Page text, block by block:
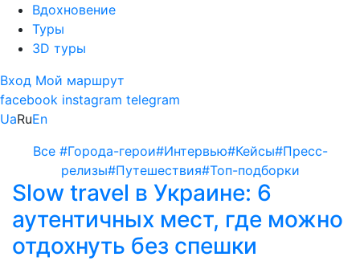
Вдохновение
Туры
3D туры
Вход Мой маршрут
facebook instagram telegram
UaRuEn
Все #Города-герои#Интервью#Кейсы#Пресс-
релизы#Путешествия#Топ-подборки
Slow travel в Украине: 6
аутентичных мест, где можно
отдохнуть без спешки